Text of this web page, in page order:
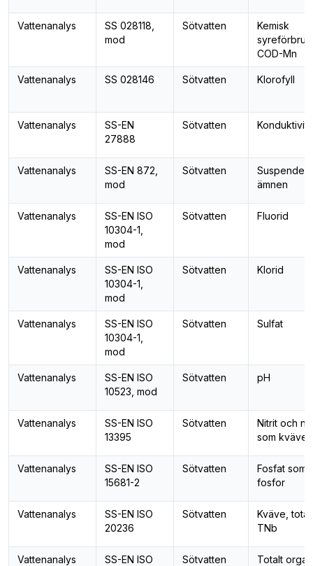
Vattenanalys
SS 028118,
mod
Sötvatten
Kemisk
COD-Mn
Vattenanalys SS 028146 Sötvatten Klorofyll
Vattenanalys
SS-EN
27888
Sötvatten
Vattenanalys
SS-EN 872,
mod
Sötvatten
ämnen
Vattenanalys
SS-EN ISO
10304-1,
mod
Sötvatten Fluorid
Vattenanalys
SS-EN ISO
10304-1,
mod
Sötvatten Klorid
Vattenanalys
SS-EN ISO
10304-1,
mod
Sötvatten Sulfat
Vattenanalys
SS-EN ISO
10523, mod
Sötvatten pH
Vattenanalys
SS-EN ISO
13395
Sötvatten
Nitrit och
som kväve
Vattenanalys
SS-EN ISO
15681-2
Sötvatten
Fosfat som
fosfor
Vattenanalys
SS-EN ISO
20236
Sötvatten
Kväve,
TNb
Vattenanalys
SS-EN ISO
Sötvatten
Totalt